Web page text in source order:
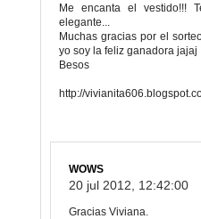
Me encanta el vestido!!!
elegante...
Muchas gracias por el
yo soy la feliz ganadora jajaj
Besos
http://
WOWS
20 jul 2012, 12:42:00
Gracias Viviana.